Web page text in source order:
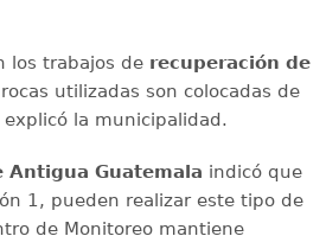
los trabajos de recuperación de
utilizadas son colocadas de
la municipalidad.
Antigua Guatemala indicó que
1, pueden realizar este tipo de
de Monitoreo mantiene